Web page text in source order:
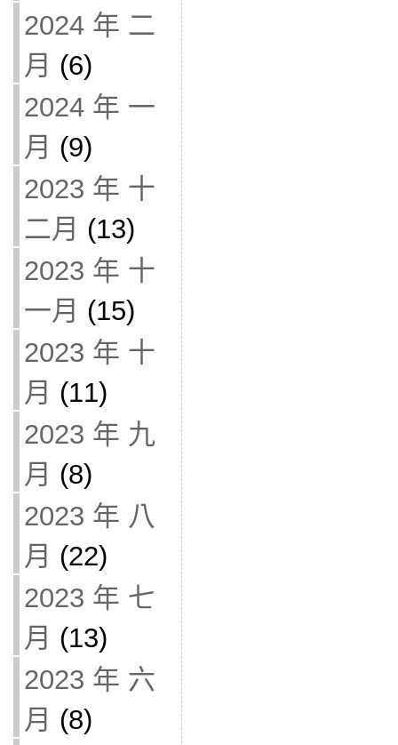
2024 年 二
月 (6)
2024 年 一
月 (9)
2023 年 十
二月 (13)
2023 年 十
一月 (15)
2023 年 十
月 (11)
2023 年 九
月 (8)
2023 年 八
月 (22)
2023 年 七
月 (13)
2023 年 六
月 (8)